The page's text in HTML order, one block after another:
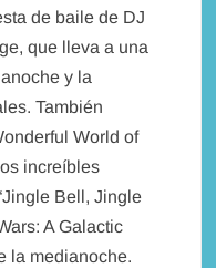
de baile de DJ
que lleva a una
y la
También
World of
increíbles
Bell, Jingle
A Galactic
la medianoche.